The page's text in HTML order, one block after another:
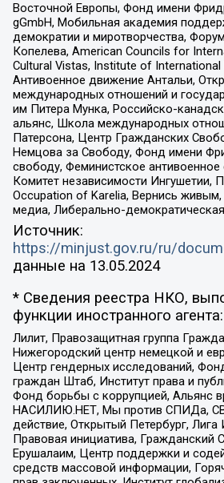
Восточной Европы, Фонд имени
gGmbH, Мобильная академия
демократии и миротворчества,
Копелева, American Councils for
Cultural Vistas, Institute of International
Антивоенное движение Антальи,
международных отношений и
им Питера Мунка, Российско-
альянс, Школа международных
Патерсона, Центр Гражданских
Немцова за Свободу, Фонд имени
свободу, Феминистское антивоенное
Комитет независимости Ингушетии,
Occupation of Karelia, Вернись
медиа, Либерально-
Источник:
https://minjust.gov.ru/ru/
данные на 13.05.2024
* Сведения реестра НКО,
функции иностранного агента:
Лилит, Правозащитная группа
Нижегородский центр немецкой и
Центр гендерных исследований,
граждан Штаб, Институт права и
Фонд борьбы с коррупцией, Альянс
НАСИЛИЮ.НЕТ, Мы против СПИДа,
действие, Открытый Петербург, Лига
Правовая инициатива, Гражданский
Ерушалаим, Центр поддержки и
средств массовой информации,